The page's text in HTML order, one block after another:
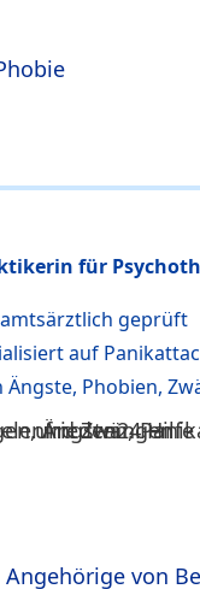
für
amtsärztlich geprüft
auf
Ängste, Phobien,